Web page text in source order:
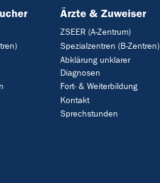
Ärzte & Zuweiser
ZSEER (A-Zentrum)
Spezialzentren (B-Zentren)
Abklärung unklarer
Diagnosen
Fort- & Weiterbildung
Kontakt
Sprechstunden